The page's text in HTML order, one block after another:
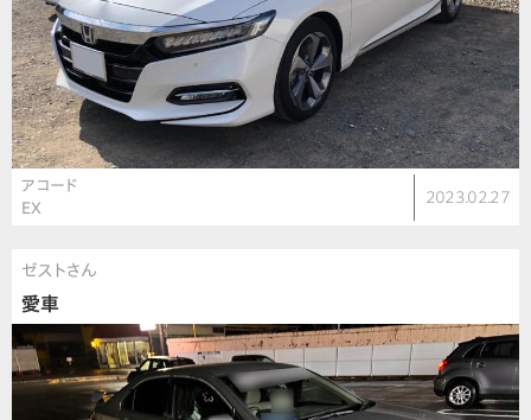
アコード
EX
2023.02.27
ゼストさん
愛車